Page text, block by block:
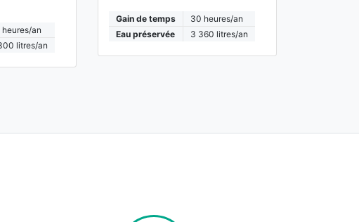
heures/an
litres/an
Gain de temps 30 heures/an
Eau préservée
3 360 litres/an